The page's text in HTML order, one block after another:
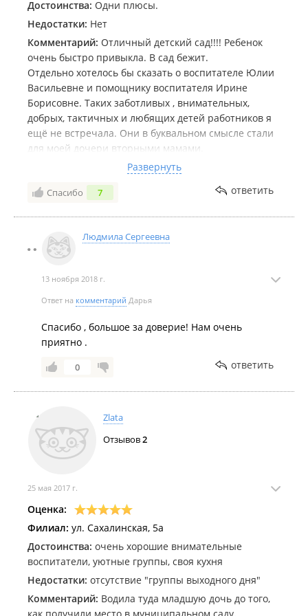
Достоинства: Одни плюсы.
Недостатки: Нет
Комментарий: Отличный детский сад!!!! Ребенок
очень быстро привыкла. В сад бежит.
Отдельно хотелось бы сказать о воспитателе Юлии
Васильевне и помощнику воспитателя Ирине
Борисовне. Таких заботливых , внимательных,
добрых, тактичных и любящих детей работников я
ещё не встречала. Они в буквальном смысле стали
для моей дочери вторными мамами.
Еда всегда вкусная, дети едят с удовольствием.
Персонал садика вместе с директором
систематически проводят разного рода праздники
Есть группа выходного дня.
В общем, нисколько не пожалела, что отдала
Развернуть
Спасибо 7 ответить
Людмила Сергеевна
13 ноября 2018 г.
Ответ на комментарий Дарья
Спасибо , большое за доверие! Нам очень
приятно .
0 ответить
Zlata
Отзывов2
25 мая 2017 г.
Оценка:
Филиал: ул. Сахалинская, 5а
Достоинства: очень хорошие внимательные
воспитатели, уютные группы, своя кухня
Недостатки: отсутствие "группы выходного дня"
Комментарий: Водила туда младшую дочь до того,